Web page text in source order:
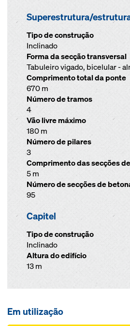
Superestrutura/
Tipo de construção
Inclinado
Forma da secção transversal
Tabuleiro vigado, bicelular -
Comprimento total da ponte
670 m
Número de tramos
4
Vão livre máximo
180 m
Número de pilares
3
Comprimento das secções
5 m
Número de secções de
95
Capitel
Tipo de construção
Inclinado
Altura do edifício
13 m
Em utilização